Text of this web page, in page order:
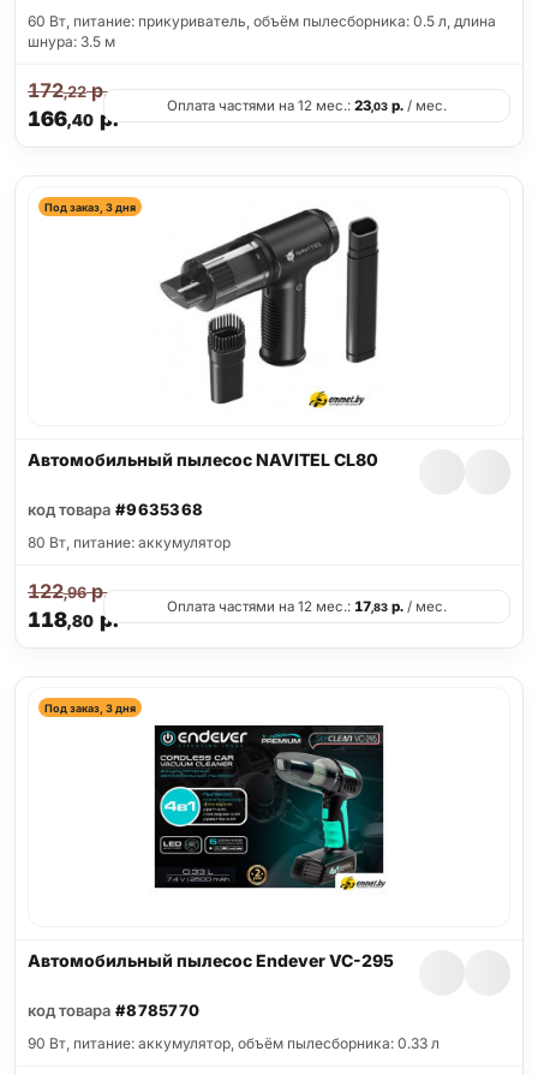
60 Вт, питание: прикуриватель, объём пылесборника: 0.5 л, длина
шнура: 3.5 м
166,40р.
172,22р.
Оплата частями на 12 мес.: 23,03 р. / мес.
Под заказ, 3 дня
Автомобильный пылесос NAVITEL CL80
код товара #9635368
80 Вт, питание: аккумулятор
118,80р.
122,96р.
Оплата частями на 12 мес.: 17,83 р. / мес.
Под заказ, 3 дня
Автомобильный пылесос Endever VC-295
код товара #8785770
90 Вт, питание: аккумулятор, объём пылесборника: 0.33 л